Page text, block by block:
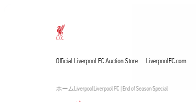
Official Liverpool FC Auction Store LiverpoolFC.com
ホームLiverpoolLiverpool FC | End of Season Special